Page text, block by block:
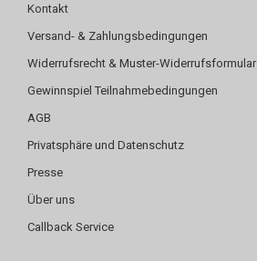
Kontakt
Versand- & Zahlungsbedingungen
Widerrufsrecht & Muster-Widerrufsformular
Gewinnspiel Teilnahmebedingungen
AGB
Privatsphäre und Datenschutz
Presse
Über uns
Callback Service